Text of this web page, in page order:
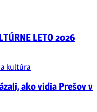
LETO 2026
kultúra
ako vidia Prešov v